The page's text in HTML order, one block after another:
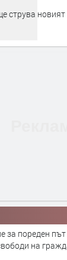
струва
за пореден път
на